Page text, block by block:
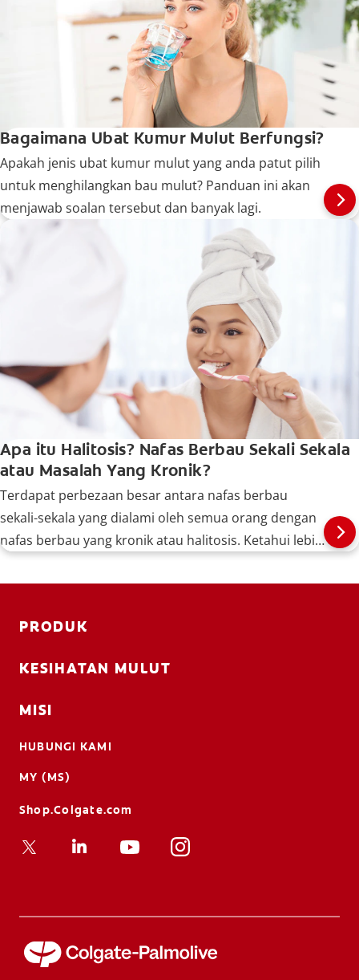
Bagaimana Ubat Kumur Mulut Berfungsi?
Apakah jenis ubat kumur mulut yang anda patut pilih
untuk menghilangkan bau mulut? Panduan ini akan
menjawab soalan tersebut dan banyak lagi.
Apa itu Halitosis? Nafas Berbau Sekali Sekala
atau Masalah Yang Kronik?
Terdapat perbezaan besar antara nafas berbau
sekali-sekala yang dialami oleh semua orang dengan
nafas berbau yang kronik atau halitosis. Ketahui lebih
PRODUK
KESIHATAN MULUT
MISI
HUBUNGI KAMI
MY (MS)
Shop.Colgate.com